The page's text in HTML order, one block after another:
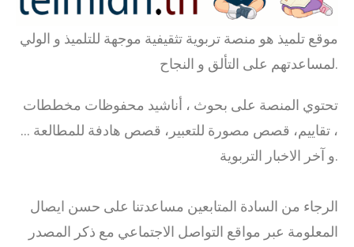
موقع تلميذ هو منصة تربوية تثقيفية موجهة للتلميذ و الولي
لمساعدتهم على التألق و النجاح.
تحتوي المنصة على بحوث ، أناشيد محفوظات مخططات
، تقاييم، قصص مصورة للتعبير، قصص هادفة للمطالعة …
و آخر الاخبار التربوية.
الرجاء من السادة المتابعين مساعدتنا على حسن ايصال
المعلومة عبر مواقع التواصل الاجتماعي مع ذكر المصدر